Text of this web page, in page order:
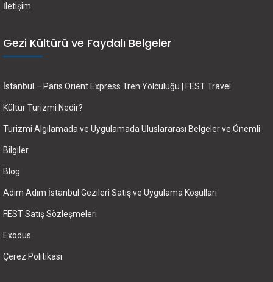
İletişim
Gezi Kültürü ve Faydalı Belgeler
İstanbul – Paris Orient Express Tren Yolculuğu | FEST Travel
Kültür Turizmi Nedir?
Turizmi Algılamada ve Uygulamada Uluslararası Belgeler ve Önemli
Bilgiler
Blog
Adım Adım İstanbul Gezileri Satış ve Uygulama Koşulları
FEST Satış Sözleşmeleri
Exodus
Çerez Politikası